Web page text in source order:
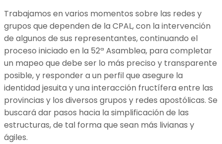
Trabajamos en varios momentos sobre las redes y
grupos que dependen de la CPAL, con la intervención
de algunos de sus representantes, continuando el
proceso iniciado en la 52ª Asamblea, para completar
un mapeo que debe ser lo más preciso y transparente
posible, y responder a un perfil que asegure la
identidad jesuita y una interacción fructífera entre las
provincias y los diversos grupos y redes apostólicas. Se
buscará dar pasos hacia la simplificación de las
estructuras, de tal forma que sean más livianas y
ágiles.